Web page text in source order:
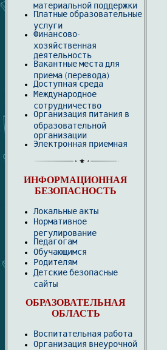
материальной поддержки
Платные образовательные
услуги
Финансово-
хозяйственная
деятельность
Вакантные места для
приема (перевода)
Доступная среда
Международное
сотрудничество
Организация питания в
образовательной
организации
Электронная приемная
ИНФОРМАЦИОННАЯ
БЕЗОПАСНОСТЬ
Локальные акты
Нормативное
регулирование
Педагогам
Обучающимся
Родителям
Детские безопасные
сайты
ОБРАЗОВАТЕЛЬНАЯ
ОБЛАСТЬ
Воспитательная работа
Организация внеурочной